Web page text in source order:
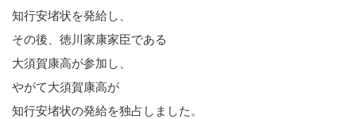
知行安堵状を発給し、
その後、徳川家康家臣である
大須賀康高が参加し、
やがて大須賀康高が
知行安堵状の発給を独占しました。